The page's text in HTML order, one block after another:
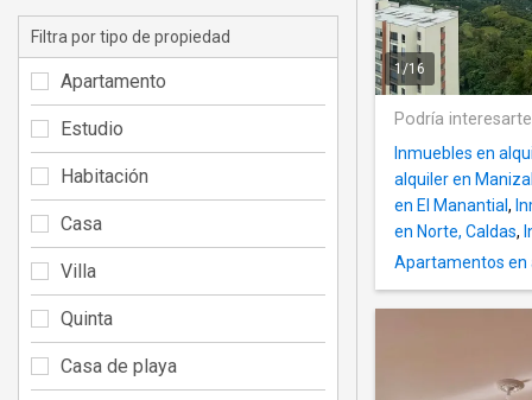
1/16
Podría
Inmuebles en
alquiler en
en El Manantial ,
en Norte, Caldas,
Apartamentos en
Filtra por tipo de propiedad
Apartamento
Estudio
Habitación
Casa
Villa
Quinta
Casa de playa